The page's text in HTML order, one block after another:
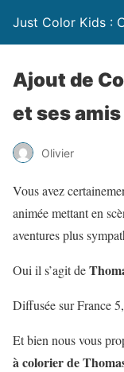
Just Color Kids :
Ajout de
et ses amis
Olivier
Vous avez
animée mettant en
aventures plus
Oui il s’agit de
Diffusée sur France
Et bien nous vous
à colorier de